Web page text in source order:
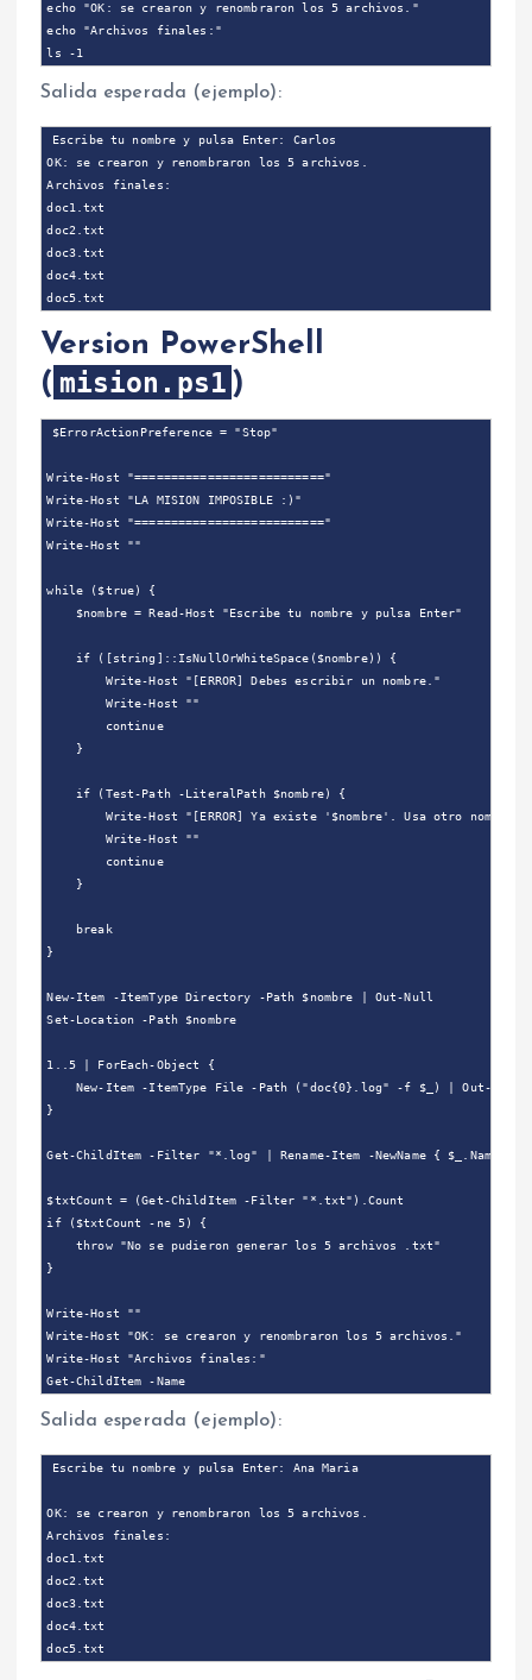
echo "OK: se crearon y renombraron los 5 archivos."
echo "Archivos finales:"
Salida esperada (ejemplo):
Escribe tu nombre y pulsa Enter: Carlos
OK: se crearon y renombraron los 5 archivos.
Archivos finales:
doc1.txt
doc2.txt
doc3.txt
doc4.txt
Version PowerShell
( mision.ps1 )
$ErrorActionPreference = "Stop"
Write-Host "=========================="
Write-Host "LA MISION IMPOSIBLE :)"
Write-Host "=========================="
Write-Host ""
while ($true) {
    $nombre = Read-Host "Escribe tu nombre y pulsa Enter"
    if ([string]::IsNullOrWhiteSpace($nombre)) {
        Write-Host "[ERROR] Debes escribir un nombre."
        Write-Host ""
        continue
    }
    if (Test-Path -LiteralPath $nombre) {
        Write-Host "[ERROR] Ya existe '$nombre'. Usa otro nombre."
        Write-Host ""
        continue
    }
    break
}
New-Item -ItemType Directory -Path $nombre | Out-Null
Set-Location -Path $nombre
1..5 | ForEach-Object {
    New-Item -ItemType File -Path ("doc{0}.log" -f $_) | Out-Null
}
Get-ChildItem -Filter "*.log" | Rename-Item -NewName {
$txtCount = (Get-ChildItem -Filter "*.txt").Count
if ($txtCount -ne 5) {
    throw "No se pudieron generar los 5 archivos .txt"
}
Write-Host ""
Write-Host "OK: se crearon y renombraron los 5 archivos."
Write-Host "Archivos finales:"
Salida esperada (ejemplo):
Escribe tu nombre y pulsa Enter: Ana Maria
OK: se crearon y renombraron los 5 archivos.
Archivos finales:
doc1.txt
doc2.txt
doc3.txt
doc4.txt